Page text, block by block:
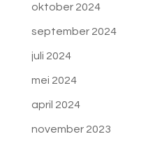
oktober 2024
september 2024
juli 2024
mei 2024
april 2024
november 2023